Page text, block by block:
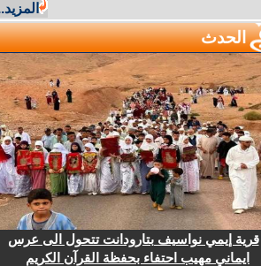
المزيد...
الحدث
قرية إيمي نواسيف بتارودانت تتحول الى عرس
ايماني مهيب احتفاء بحفظة القرآن الكريم